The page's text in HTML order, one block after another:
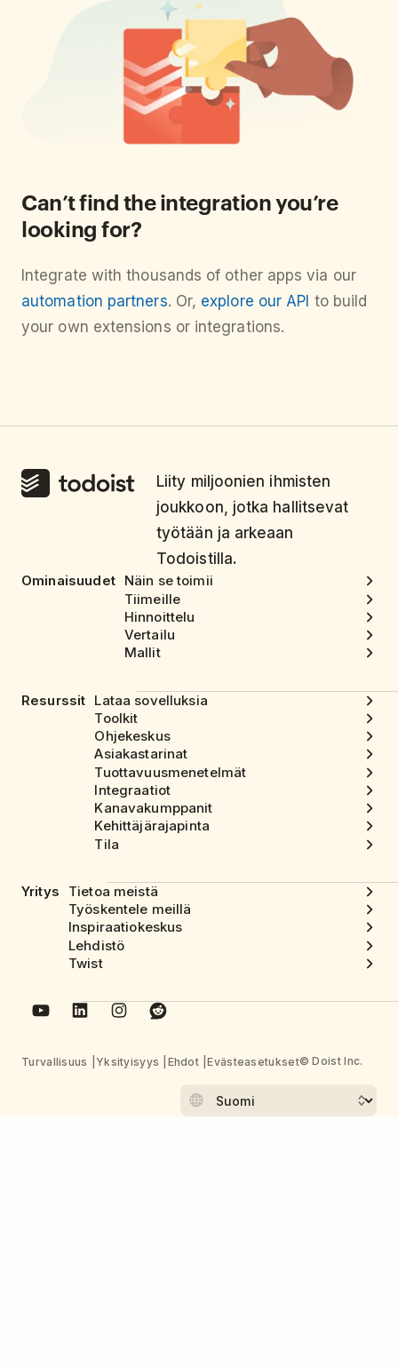
Can’t find the integration you’re
looking for?
Integrate with thousands of other apps via our
automation partners. Or, explore our API to build
your own extensions or integrations.
Liity miljoonien ihmisten
joukkoon, jotka hallitsevat
työtään ja arkeaan
Todoistilla.
Ominaisuudet Näin se toimii
Tiimeille
Hinnoittelu
Vertailu
Mallit
Resurssit Lataa sovelluksia
Toolkit
Ohjekeskus
Asiakastarinat
Tuottavuusmenetelmät
Integraatiot
Kanavakumppanit
Kehittäjärajapinta
Tila
Yritys
Tietoa meistä
Työskentele meillä
Inspiraatiokeskus
Lehdistö
Twist
Turvallisuus Yksityisyys Ehdot Evästeasetukset© Doist Inc.